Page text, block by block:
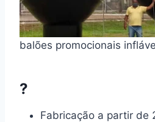
balões promocionais
?
Fabricação a partir